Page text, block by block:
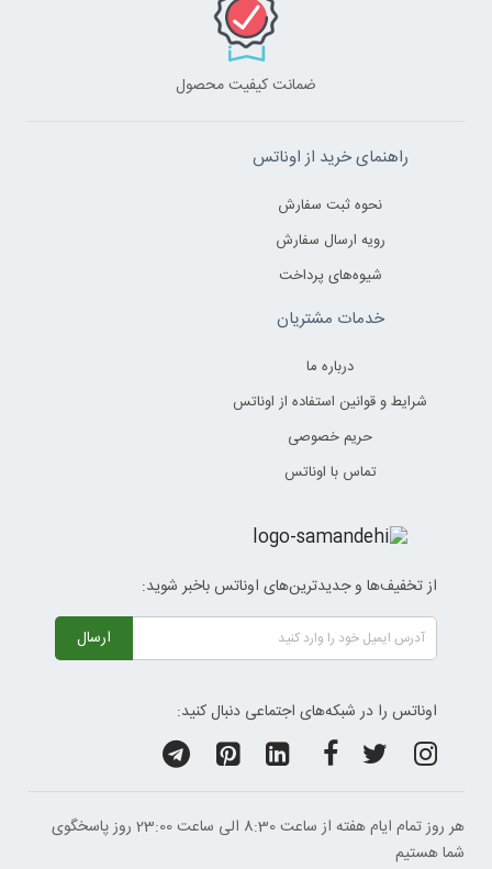
ضمانت کیفیت محصول
راهنمای خرید از اوناتس
نحوه ثبت سفارش
رویه ارسال سفارش
شیوه‌های پرداخت
خدمات مشتریان
درباره ما
شرایط و قوانین استفاده از اوناتس
حریم خصوصی
تماس با اوناتس
از تخفیف‌ها و جدیدترین‌های اوناتس باخبر شوید:
ارسال
اوناتس را در شبکه‌های اجتماعی دنبال کنید:
هر روز تمام ایام هفته از ساعت 8:30 الی ساعت 23:00 ‌روز پاسخگوی
شما هستیم